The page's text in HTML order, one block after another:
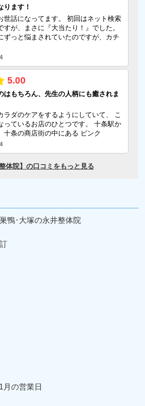
鴨･大塚の永井整体院
月の営業日